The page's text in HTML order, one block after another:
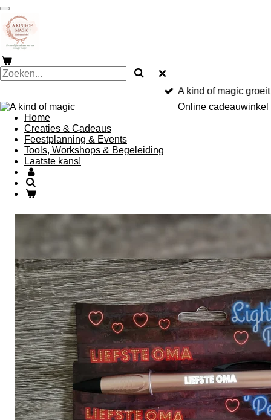
Ga
direct
naar
de
A kind of magic
Online cadeauwinkel
Home
Creaties & Cadeaus
Feestplanning & Events
Tools, Workshops & Begeleiding
Laatste kans!